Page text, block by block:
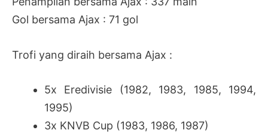
Gol bersama Ajax : 71 gol
Trofi yang diraih bersama Ajax :
5x Eredivisie (1982, 1983, 1985, 1994,
1995)
3x KNVB Cup (1983, 1986, 1987)